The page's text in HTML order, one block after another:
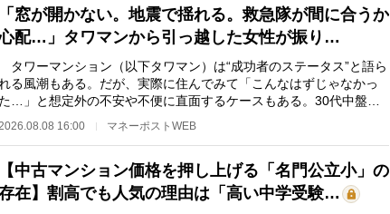
「窓が開かない。地震で揺れる。救急隊が間に合うか
配…」タワマンから引っ越した女性が振り…
タワーマンション（以下タワマン）は“成功者のステータス”と語ら
る風潮もある。だが、実際に住んでみて「こんなはずじゃなかっ
た…」と想定外の不安や不便に直面するケースもある。30代中盤で
16:00 マネーポストWEB
【中古マンション価格を押し上げる「名門公立小」の
在】割高でも人気の理由は「高い中学受験…